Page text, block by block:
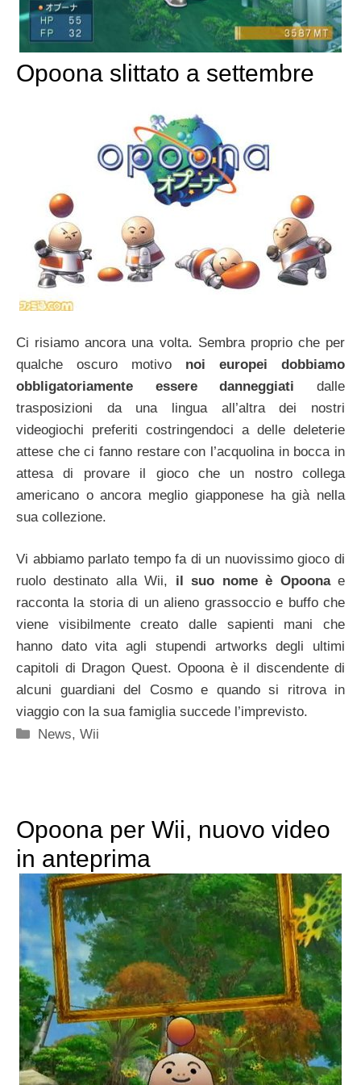
Opoona slittato a settembre
Ci risiamo ancora una volta. Sembra proprio che per
qualche oscuro motivo noi europei dobbiamo
obbligatoriamente essere danneggiati dalle
trasposizioni da una lingua all’altra dei nostri
videogiochi preferiti costringendoci a delle deleterie
attese che ci fanno restare con l’acquolina in bocca in
attesa di provare il gioco che un nostro collega
americano o ancora meglio giapponese ha già nella
sua collezione.
Vi abbiamo parlato tempo fa di un nuovissimo gioco di
ruolo destinato alla Wii, il suo nome è Opoonae
racconta la storia di un alieno grassoccio e buffo che
viene visibilmente creato dalle sapienti mani che
hanno dato vita agli stupendi artworks degli ultimi
capitoli di Dragon Quest. Opoona è il discendente di
alcuni guardiani del Cosmo e quando si ritrova in
viaggio con la sua famiglia succede l’imprevisto.
Categorie
News,Wii
Opoona per Wii, nuovo video
in anteprima